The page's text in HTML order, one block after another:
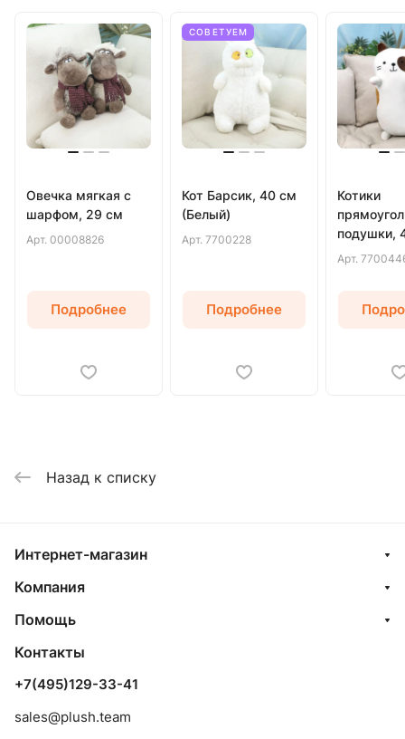
Овечка мягкая с
шарфом, 29 см
Арт. 00008826
Подробнее
СОВЕТУЕМ
Кот Барсик, 40 см
(Белый)
Арт. 7700228
Подробнее
Котики
подушки,
(Белый)
Арт.
Назад к списку
Интернет-магазин
Компания
Помощь
Контакты
+7(495)129-33-41
sales@plush.team